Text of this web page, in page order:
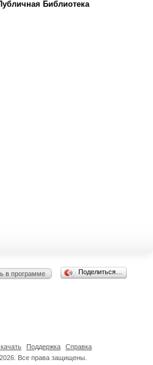
Библиотека
в программе Поделиться…
Все права защищены.
Поддержка Справка